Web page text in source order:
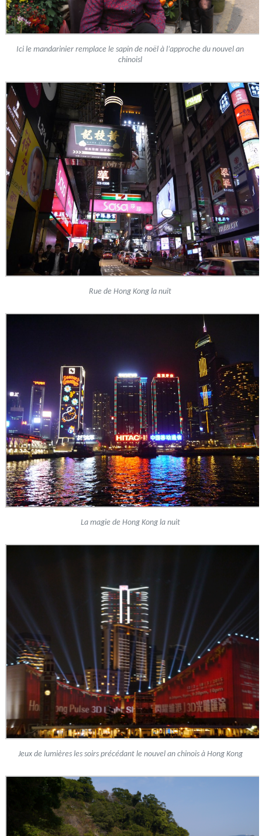
Ici le mandarinier remplace le sapin de noël à l’approche du nouvel an
chinoisl
Rue de Hong Kong la nuit
La magie de Hong Kong la nuit
Jeux de lumières les soirs précédant le nouvel an chinois à Hong Kong